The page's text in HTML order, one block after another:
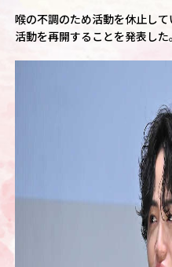
喉の不調のため活動を休止し
活動を再開することを発表した。